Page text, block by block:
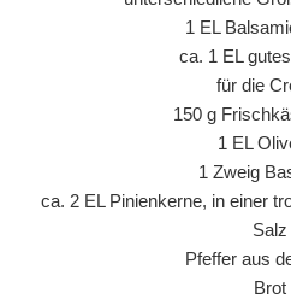
1 EL
ca. 1 EL
für die
150 g
1 EL
1 Zweig
ca. 2 EL Pinienkerne, in einer
Salz
Pfeffer aus
Brot